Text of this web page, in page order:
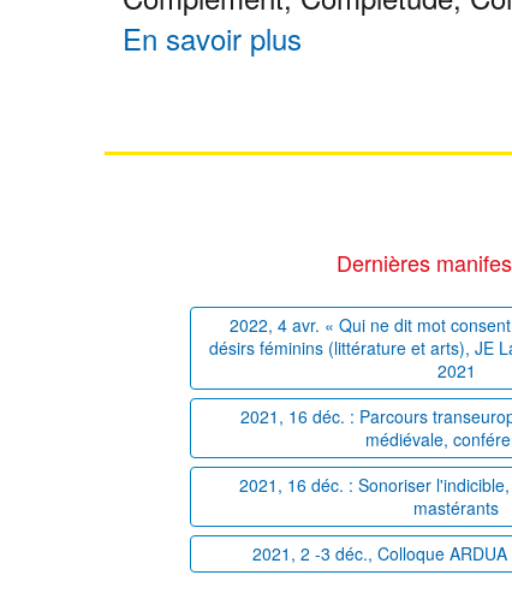
En savoir plus
Dernières
2022, 4 avr. « Qui ne dit mot
désirs féminins (littérature et arts), JE
2021
2021, 16 déc. : Parcours
médiévale,
2021, 16 déc. : Sonoriser
mastérants
2021, 2 -3 déc., Colloque